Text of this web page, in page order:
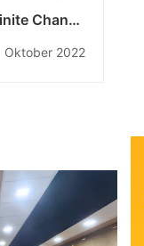
Change
Oktober 2022